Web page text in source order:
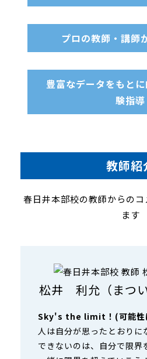
プロの教師・講師
豊富なデータをもと
験指導
教師紹
春日井本部校の教師からの
ます
松井 利允（まつ
Sky's the limit！(可能性
人は自分が思ったとおりに
できないのは、自分で限界